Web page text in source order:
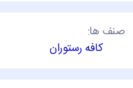
صنف ها:
کافه رستوران